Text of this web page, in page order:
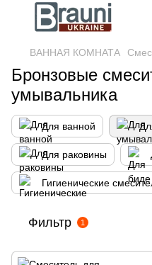
ВАННАЯ КОМНАТА
Бронзовые
умывальника
Для ванной
Для раковины
Гигиенические
Фильтр 1